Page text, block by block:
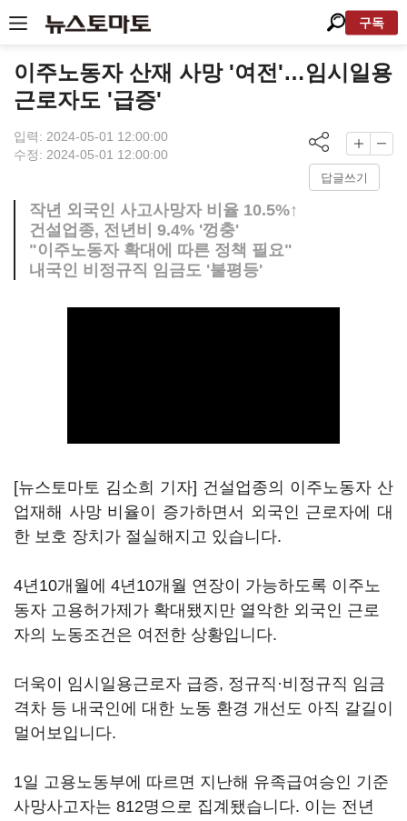
구독
이주노동자 산재 사망 '여전'…임시일용
근로자도 '급증'
입력: 2024-05-01 12:00:00
수정: 2024-05-01 12:00:00
답글쓰기
작년 외국인 사고사망자 비율 10.5%↑
건설업종, 전년비 9.4% '껑충'
"이주노동자 확대에 따른 정책 필요"
내국인 비정규직 임금도 '불평등'
[뉴스토마토 김소희 기자] 건설업종의 이주노동자 산
업재해 사망 비율이 증가하면서 외국인 근로자에 대
한 보호 장치가 절실해지고 있습니다.
4년10개월에 4년10개월 연장이 가능하도록 이주노
동자 고용허가제가 확대됐지만 열악한 외국인 근로
자의 노동조건은 여전한 상황입니다.
더욱이 임시일용근로자 급증, 정규직·비정규직 임금
격차 등 내국인에 대한 노동 환경 개선도 아직 갈길이
멀어보입니다.
1일 고용노동부에 따르면 지난해 유족급여승인 기준
사망사고자는 812명으로 집계됐습니다. 이는 전년